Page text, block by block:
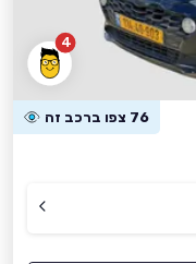
4
76 צפו ברכב זה